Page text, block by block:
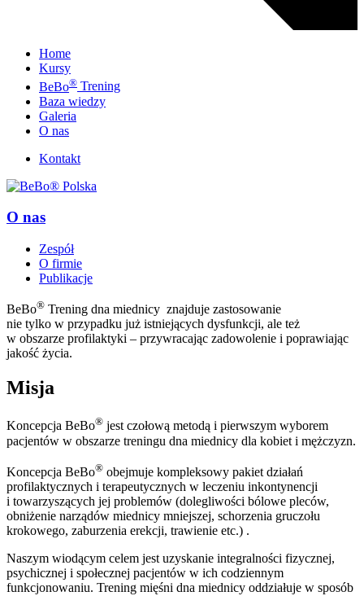
Home
Kursy
BeBo® Trening
Baza wiedzy
Galeria
O nas
Kontakt
O nas
Zespół
O firmie
Publikacje
BeBo® Trening dna miednicy znajduje zastosowanie
nie tylko w przypadku już istniejących dysfunkcji, ale też
w obszarze profilaktyki – przywracając zadowolenie i poprawiając
jakość życia.
Misja
Koncepcja BeBo® jest czołową metodą i pierwszym wyborem
pacjentów w obszarze treningu dna miednicy dla kobiet i mężczyzn.
Koncepcja BeBo® obejmuje kompleksowy pakiet działań
profilaktycznych i terapeutycznych w leczeniu inkontynencji
i towarzyszących jej problemów (dolegliwości bólowe pleców,
obniżenie narządów miednicy mniejszej, schorzenia gruczołu
krokowego, zaburzenia erekcji, trawienie etc.) .
Naszym wiodącym celem jest uzyskanie integralności fizycznej,
psychicznej i społecznej pacjentów w ich codziennym
funkcjonowaniu. Trening mięśni dna miednicy oddziałuje w sposób